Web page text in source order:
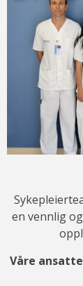
en vennlig
Våre